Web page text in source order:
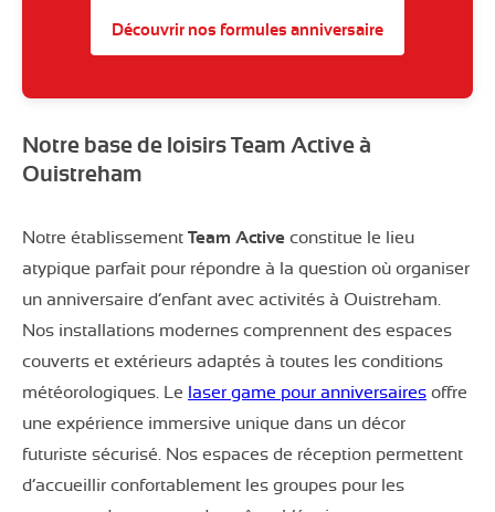
Découvrir nos formules anniversaire
Notre base de loisirs Team Active à
Ouistreham
Notre établissement Team Active constitue le lieu
atypique parfait pour répondre à la question où organiser
un anniversaire d’enfant avec activités à Ouistreham.
Nos installations modernes comprennent des espaces
couverts et extérieurs adaptés à toutes les conditions
météorologiques. Le laser game pour anniversaires offre
une expérience immersive unique dans un décor
futuriste sécurisé. Nos espaces de réception permettent
d’accueillir confortablement les groupes pour les